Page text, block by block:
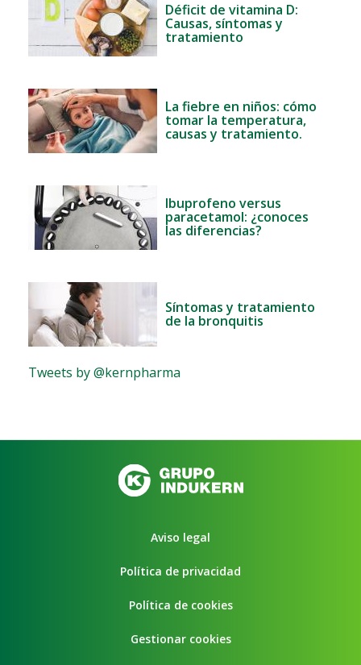
Déficit de vitamina D:
Causas, síntomas y
tratamiento
La fiebre en niños: cómo
tomar la temperatura,
causas y tratamiento.
Ibuprofeno versus
paracetamol: ¿conoces
las diferencias?
Síntomas y tratamiento
de la bronquitis
Tweets by @kernpharma
Aviso legal
Política de privacidad
Política de cookies
Gestionar cookies